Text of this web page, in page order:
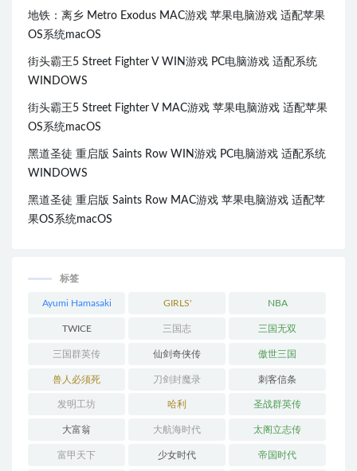
地铁：离乡 Metro Exodus MAC游戏 苹果电脑游戏 适配苹果
OS系统macOS
街头霸王5 Street Fighter V WIN游戏 PC电脑游戏 适配系统
WINDOWS
街头霸王5 Street Fighter V MAC游戏 苹果电脑游戏 适配苹果
OS系统macOS
黑道圣徒 重启版 Saints Row WIN游戏 PC电脑游戏 适配系统
WINDOWS
黑道圣徒 重启版 Saints Row MAC游戏 苹果电脑游戏 适配苹
果OS系统macOS
标签
Ayumi Hamasaki GIRLS'
GENERATION
NBA
TWICE 三国志 三国无双
三国群英传 仙剑奇侠传 傲世三国
兽人必须死 刀剑封魔录 刺客信条
发明工坊 哈利 圣战群英传
大富翁 大航海时代 太阁立志传
富甲天下 少女时代 帝国时代